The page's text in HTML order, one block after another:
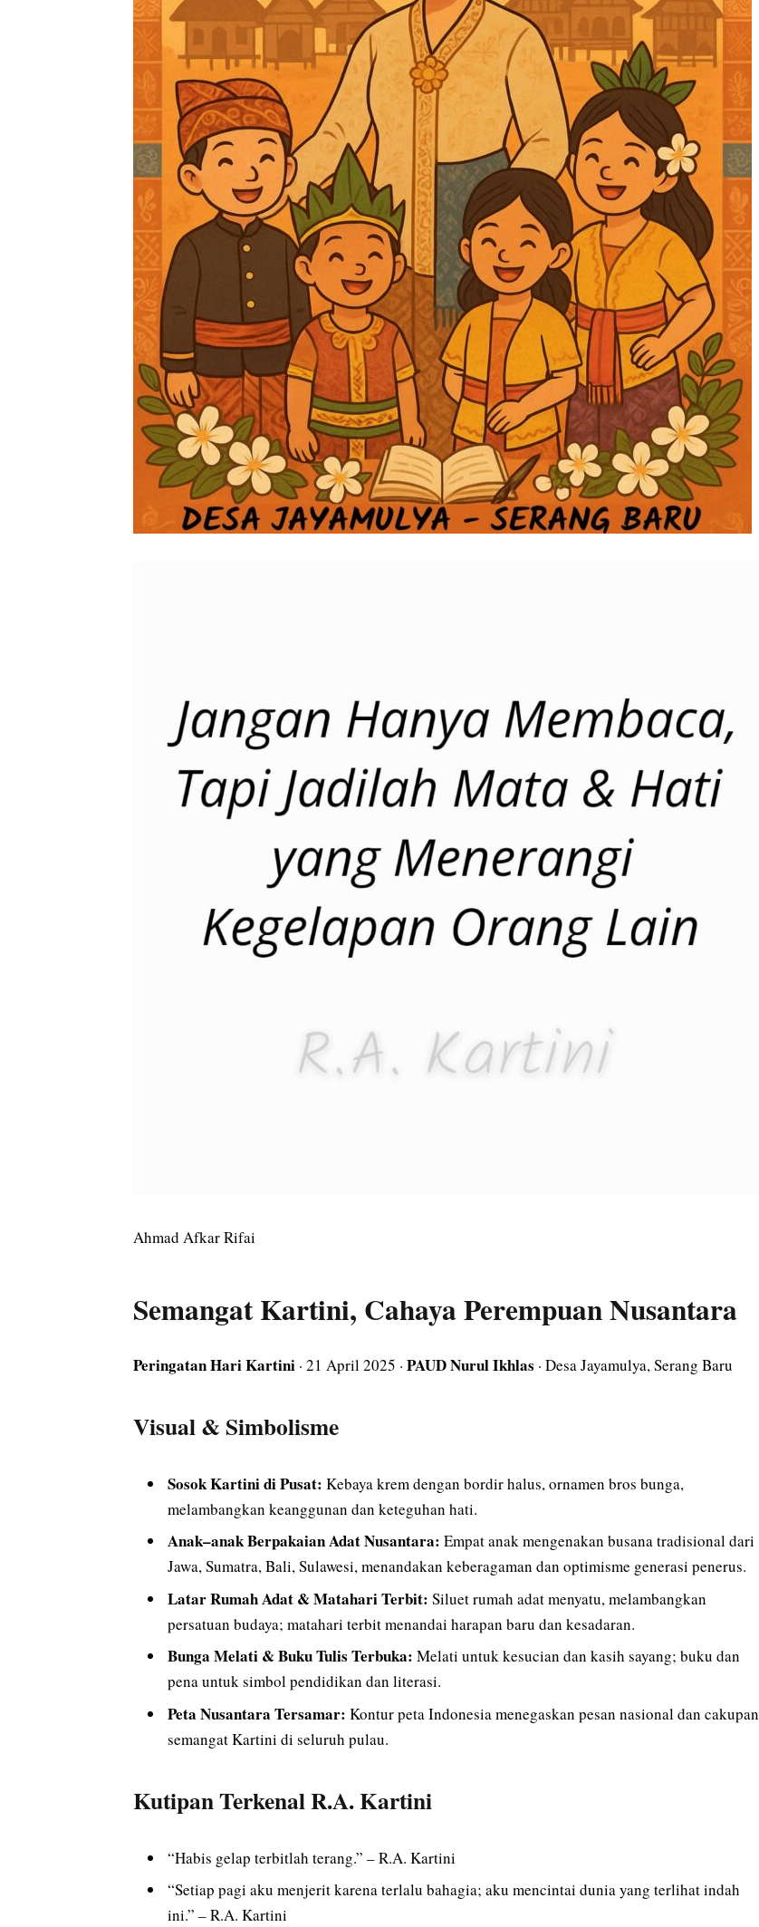
Ahmad Afkar Rifai
Semangat Kartini, Cahaya Perempuan Nusantara
Peringatan Hari Kartini · 21 April 2025 · PAUD Nurul Ikhlas · Desa Jayamulya, Serang Baru
Visual & Simbolisme
Sosok Kartini di Pusat: Kebaya krem dengan bordir halus, ornamen bros bunga,
melambangkan keanggunan dan keteguhan hati.
Anak–anak Berpakaian Adat Nusantara: Empat anak mengenakan busana tradisional dari
Jawa, Sumatra, Bali, Sulawesi, menandakan keberagaman dan optimisme generasi penerus.
Latar Rumah Adat & Matahari Terbit: Siluet rumah adat menyatu, melambangkan
persatuan budaya; matahari terbit menandai harapan baru dan kesadaran.
Bunga Melati & Buku Tulis Terbuka: Melati untuk kesucian dan kasih sayang; buku dan
pena untuk simbol pendidikan dan literasi.
Peta Nusantara Tersamar: Kontur peta Indonesia menegaskan pesan nasional dan cakupan
semangat Kartini di seluruh pulau.
Kutipan Terkenal R.A. Kartini
“Habis gelap terbitlah terang.” – R.A. Kartini
“Setiap pagi aku menjerit karena terlalu bahagia; aku mencintai dunia yang terlihat indah
ini.” – R.A. Kartini